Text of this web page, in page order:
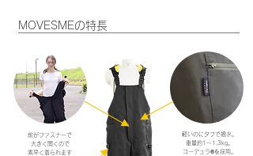
MOVESMEの特長
前が​ファスナーで
大きく開くので
​素早く着られます
軽いのにタフで撥水。
重量約1～1,3kg。
コーデュラ®️を採用。